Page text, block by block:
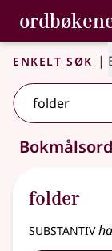
Gå til
Bokmålsordboka og
Enkelt søk |
Ett treff.
folder
substantiv